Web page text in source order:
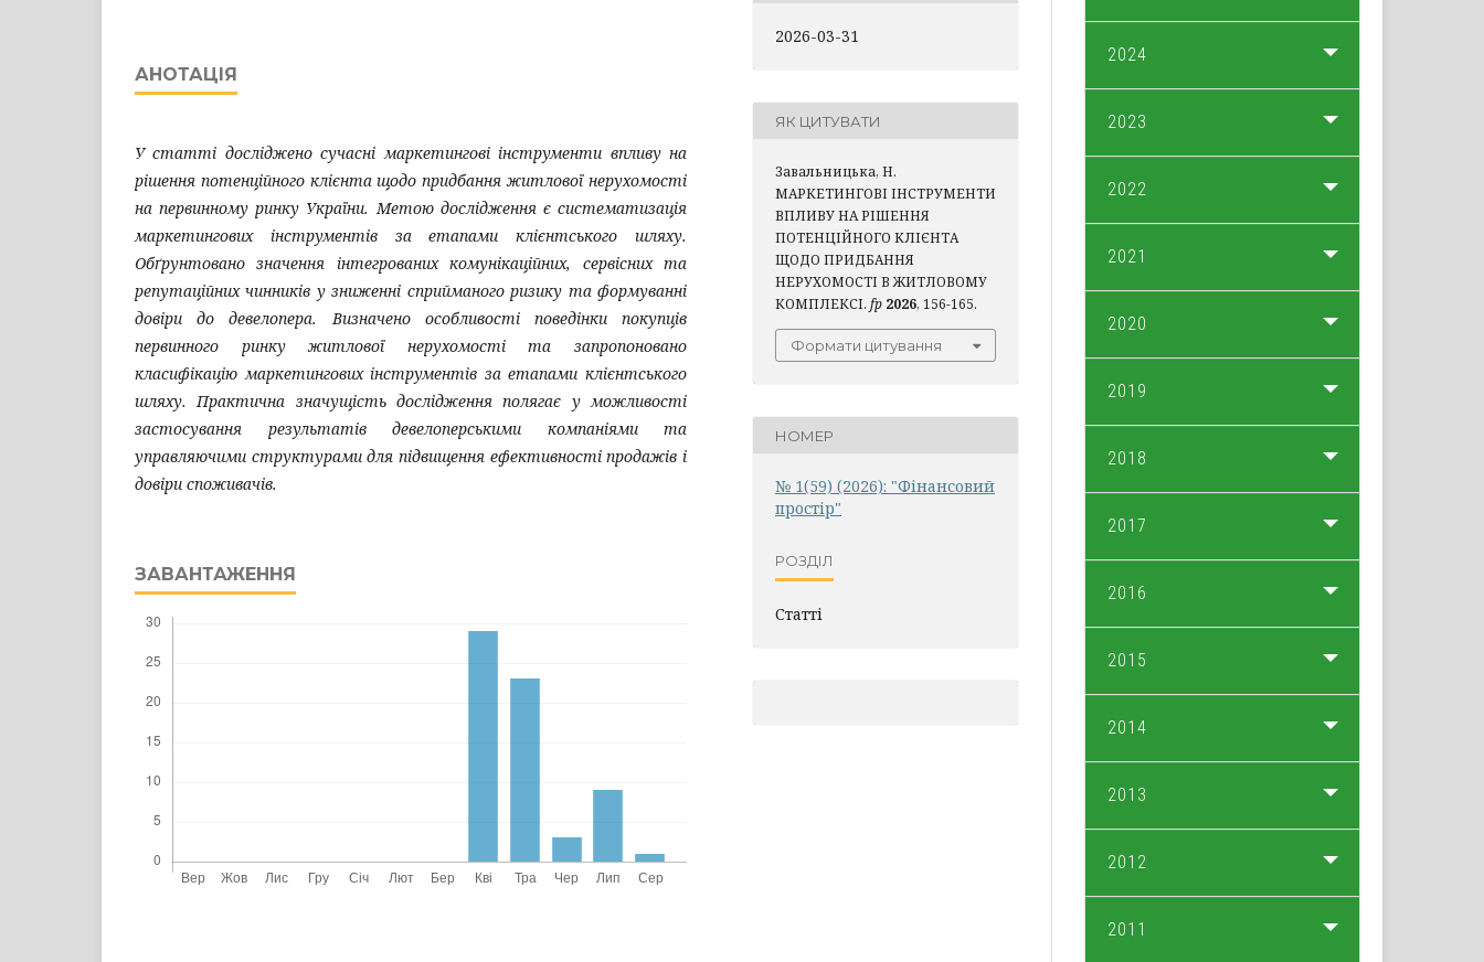
АНОТАЦІЯ
У статті досліджено сучасні маркетингові інструменти впливу на
рішення потенційного клієнта щодо придбання житлової нерухомості
на первинному ринку України. Метою дослідження є систематизація
маркетингових інструментів за етапами клієнтського шляху.
Обґрунтовано значення інтегрованих комунікаційних, сервісних та
репутаційних чинників у зниженні сприйманого ризику та формуванні
довіри до девелопера. Визначено особливості поведінки покупців
первинного ринку житлової нерухомості та запропоновано
класифікацію маркетингових інструментів за етапами клієнтського
шляху. Практична значущість дослідження полягає у можливості
застосування результатів девелоперськими компаніями та
управляючими структурами для підвищення ефективності продажів і
довіри споживачів.
ЗАВАНТАЖЕННЯ
2026-03-31
ЯК ЦИТУВАТИ
Завальницька, Н.
МАРКЕТИНГОВІ ІНСТРУМЕНТИ
ВПЛИВУ НА РІШЕННЯ
ПОТЕНЦІЙНОГО КЛІЄНТА
ЩОДО ПРИДБАННЯ
НЕРУХОМОСТІ В ЖИТЛОВОМУ
КОМПЛЕКСІ. fp 2026, 156-165.
Формати цитування
НОМЕР
№ 1(59) (2026): "Фінансовий
простір"
РОЗДІЛ
Статті
2024
2023
2022
2021
2020
2019
2018
2017
2016
2015
2014
2013
2012
2011